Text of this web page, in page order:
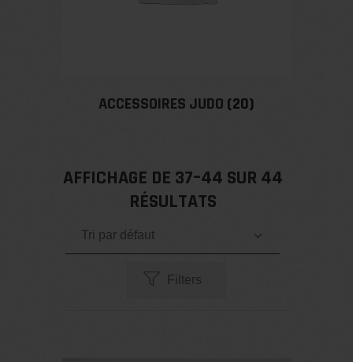
ACCESSOIRES JUDO (20)
AFFICHAGE DE 37–44 SUR 44
RÉSULTATS
Tri par défaut
Filters